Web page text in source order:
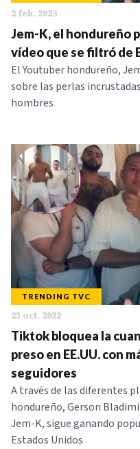
2 feb. 2023
Jem-K, el hondureño
vídeo que se filtró de
El Youtuber hondureño,
sobre las perlas
hombres
TRENDING TVC
25 oct. 2022
Tiktok bloquea la
preso en EE.UU. con
seguidores
A través de las diferentes
hondureño, Gerson
Jem-K, sigue ganando
Estados Unidos